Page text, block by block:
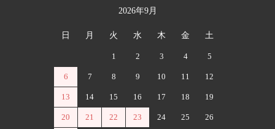
2026年9月
日 月 火 水 木 金 土
1 2 3 4 5
6 7 8 9 10 11 12
13 14 15 16 17 18 19
20 21 22 23 24 25 26